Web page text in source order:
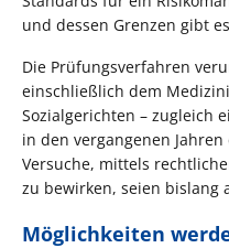
und dessen Grenzen gibt
Die Prüfungsverfahren
einschließlich dem
Sozialgerichten – zugleich
in den vergangenen
Versuche, mittels
zu bewirken, seien bislang
Möglichkeiten